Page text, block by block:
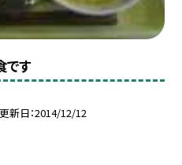
です
更新日 2014/12/12